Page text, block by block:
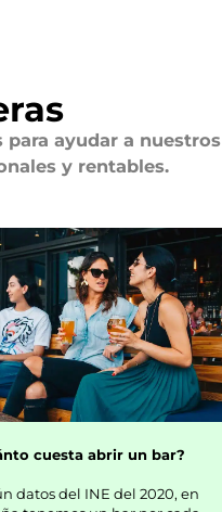
ayudar a nuestros
y rentables.
cuesta abrir un bar?
datos del INE del 2020, en